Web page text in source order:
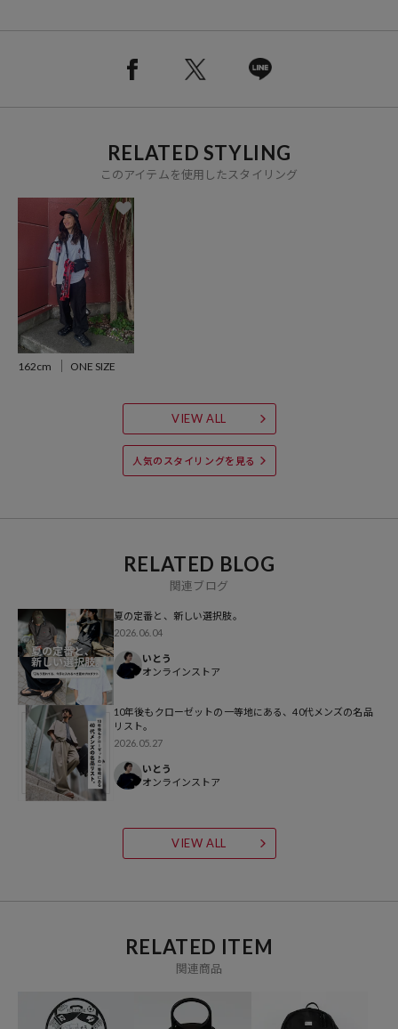
●UVカット機能を備え、長時間の屋外観戦でも安心
ーンにもおすすめ
■サンシールド部分：H270mm×横520mm
と色味が異なる場合がございます。また表示のサイズ感と実物は若干
異なる場合もございますので、予めご了承ください。
※着用、お取り扱いの際は、商品についている品質表示とアテンショ
ンタグを必ずご確認下さい。
参考価格
※「参考価格」とは、Daytona Parkにおける対象商品の通常販売（先
行予約・先行割引は含まれません）開始時点の価格です。
RELATED STYLING
このアイテムを使用したスタイリング
162cm ONE SIZE
VIEW ALL
人気のスタイリングを見る
RELATED BLOG
関連ブログ
夏の定番と、新しい選択肢。
2026.06.04
いとう
オンラインストア
10年後もクローゼットの一等地にある、40代メンズの名品
リスト。
2026.05.27
いとう
オンラインストア
VIEW ALL
RELATED ITEM
関連商品